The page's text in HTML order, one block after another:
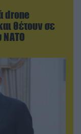
drone
θέτουν σε
ΝΑΤΟ